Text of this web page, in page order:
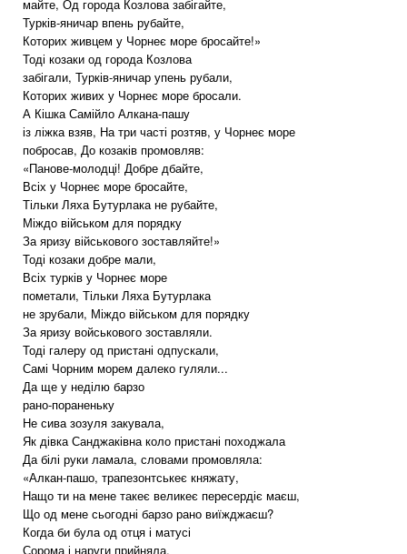
майте, Од города Козлова забігайте,
Турків-яничар впень рубайте,
Которих живцем у Чорнеє море бросайте!»
Тоді козаки од города Козлова
забігали, Турків-яничар упень рубали,
Которих живих у Чорнеє море бросали.
А Кішка Самійло Алкана-пашу
із ліжка взяв, На три часті розтяв, у Чорнеє море
побросав, До козаків промовляв:
«Панове-молодці! Добре дбайте,
Всіх у Чорнеє море бросайте,
Тільки Ляха Бутурлака не рубайте,
Міждо військом для порядку
За яризу військового зоставляйте!»
Тоді козаки добре мали,
Всіх турків у Чорнеє море
пометали, Тільки Ляха Бутурлака
не зрубали, Міждо військом для порядку
За яризу войськового зоставляли.
Тоді галеру од пристані одпускали,
Самі Чорним морем далеко гуляли...
Да ще у неділю барзо
рано-пораненьку
Не сива зозуля закувала,
Як дівка Санджаківна коло пристані походжала
Да білі руки ламала, словами промовляла:
«Алкан-пашо, трапезонтськеє княжату,
Нащо ти на мене такеє великеє пересердіє маєш,
Що од мене сьогодні барзо рано виїжджаєш?
Когда би була од отця і матусі
Сорома і наруги прийняла,